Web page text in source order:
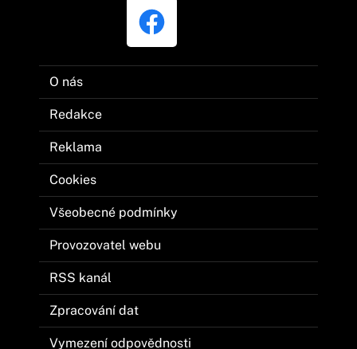
O nás
Redakce
Reklama
Cookies
Všeobecné podmínky
Provozovatel webu
RSS kanál
Zpracování dat
Vymezení odpovědnosti